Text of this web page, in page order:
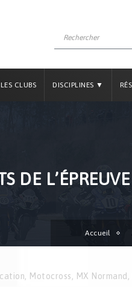
LES CLUBS DISCIPLINES ▼
DE
Accueil
, Motocross, MX Normand ,